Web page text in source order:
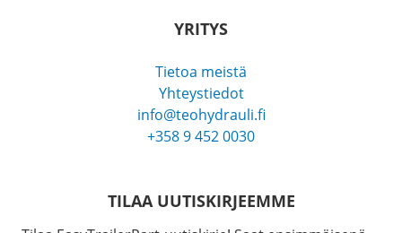
YRITYS
Tietoa meistä
Yhteystiedot
info@teohydrauli.fi
+358 9 452 0030
TILAA UUTISKIRJEEMME